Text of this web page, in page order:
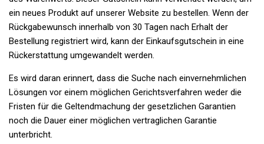
ein neues Produkt auf unserer Website zu bestellen. Wenn der
Rückgabewunsch innerhalb von 30 Tagen nach Erhalt der
Bestellung registriert wird, kann der Einkaufsgutschein in eine
Rückerstattung umgewandelt werden.
Es wird daran erinnert, dass die Suche nach einvernehmlichen
Lösungen vor einem möglichen Gerichtsverfahren weder die
Fristen für die Geltendmachung der gesetzlichen Garantien
noch die Dauer einer möglichen vertraglichen Garantie
unterbricht.